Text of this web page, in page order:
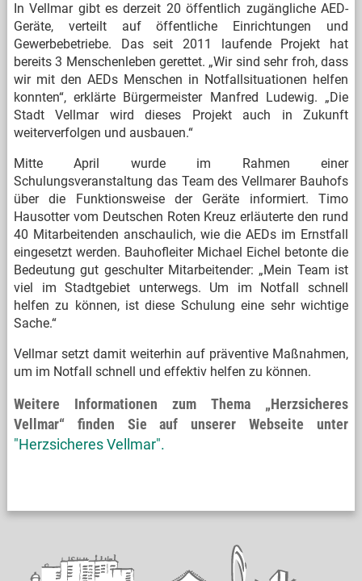
In Vellmar gibt es derzeit 20 öffentlich zugängliche AED-
Geräte, verteilt auf öffentliche Einrichtungen und
Gewerbebetriebe. Das seit 2011 laufende Projekt hat
bereits 3 Menschenleben gerettet. „Wir sind sehr froh, dass
wir mit den AEDs Menschen in Notfallsituationen helfen
konnten“, erklärte Bürgermeister Manfred Ludewig. „Die
Stadt Vellmar wird dieses Projekt auch in Zukunft
weiterverfolgen und ausbauen.“
Mitte April wurde im Rahmen einer
Schulungsveranstaltung das Team des Vellmarer Bauhofs
über die Funktionsweise der Geräte informiert. Timo
Hausotter vom Deutschen Roten Kreuz erläuterte den rund
40 Mitarbeitenden anschaulich, wie die AEDs im Ernstfall
eingesetzt werden. Bauhofleiter Michael Eichel betonte die
Bedeutung gut geschulter Mitarbeitender: „Mein Team ist
viel im Stadtgebiet unterwegs. Um im Notfall schnell
helfen zu können, ist diese Schulung eine sehr wichtige
Sache.“
Vellmar setzt damit weiterhin auf präventive Maßnahmen,
um im Notfall schnell und effektiv helfen zu können.
Weitere Informationen zum Thema „Herzsicheres
Vellmar“ finden Sie auf unserer Webseite unter
"Herzsicheres Vellmar".